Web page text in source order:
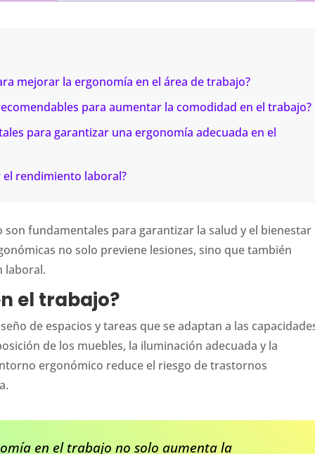
mejorar la ergonomía en el área de trabajo?
para aumentar la comodidad en el trabajo?
para garantizar una ergonomía adecuada en el
rendimiento laboral?
fundamentales para garantizar la salud y el bienestar
no solo previene lesiones, sino que también
laboral.
el trabajo?
de espacios y tareas que se adaptan a las
de los muebles, la iluminación adecuada y la
ergonómico reduce el riesgo de trastornos
en el trabajo no solo aumenta la